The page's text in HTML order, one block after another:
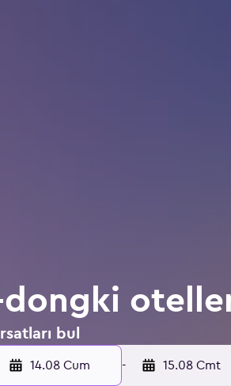
dongki
bul
14.08 Cum - 15.08 Cmt